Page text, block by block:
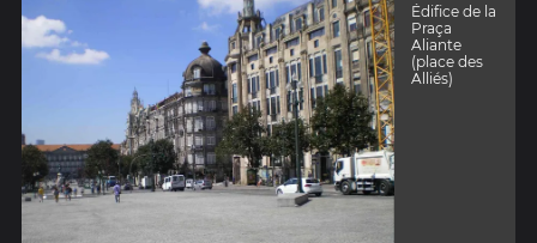
Édifice de la
Praça
Aliante
(place des
Alliés)